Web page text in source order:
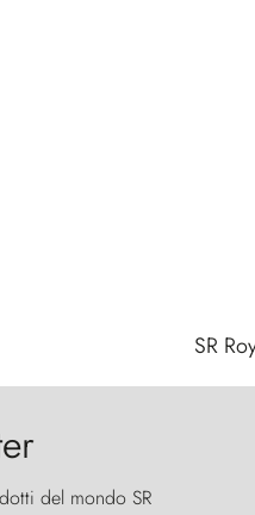
SR
del mondo SR